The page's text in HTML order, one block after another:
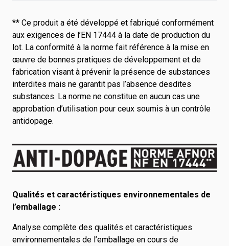
** Ce produit a été développé et fabriqué conformément
aux exigences de l’EN 17444 à la date de production du
lot. La conformité à la norme fait référence à la mise en
œuvre de bonnes pratiques de développement et de
fabrication visant à prévenir la présence de substances
interdites mais ne garantit pas l’absence desdites
substances. La norme ne constitue en aucun cas une
approbation d’utilisation pour ceux soumis à un contrôle
antidopage.
Qualités et caractéristiques environnementales de
l’emballage :
Analyse complète des qualités et caractéristiques
environnementales de l’emballage en cours de